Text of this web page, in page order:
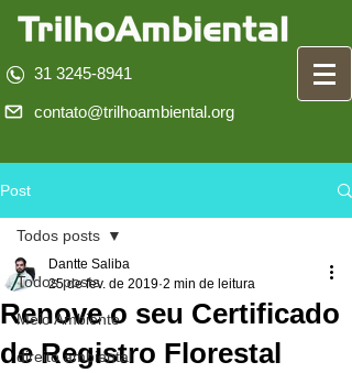
31 3245-8941
contato@trilhoambiental.org
Post
Todos posts
Meio Ambiente
direito ambiental
Todos posts
Renove o seu Certificado
de Registro Florestal
Dantte Saliba
25 de fev. de 2019 2 min de leitura